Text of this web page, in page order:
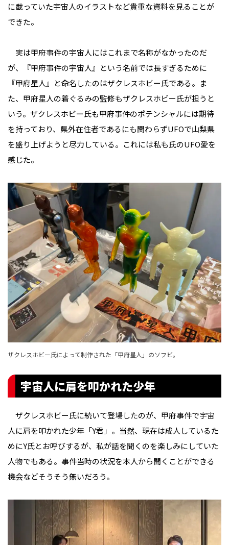
に載っていた宇宙人のイラストなど貴重な資料を見ることが
できた。
実は甲府事件の宇宙人にはこれまで名称がなかったのだ
が、『甲府事件の宇宙人』という名前では長すぎるために
『甲府星人』と命名したのはザクレスホビー氏である。ま
た、甲府星人の着ぐるみの監修もザクレスホビー氏が担うと
いう。ザクレスホビー氏も甲府事件のポテンシャルには期待
を持っており、県外在住者であるにも関わらずUFOで山梨県
を盛り上げようと尽力している。これには私も氏のUFO愛を
感じた。
ザクレスホビー氏によって制作された「甲府星人」のソフビ。
宇宙人に肩を叩かれた少年
ザクレスホビー氏に続いて登場したのが、甲府事件で宇宙
人に肩を叩かれた少年「Y君」。当然、現在は成人しているた
めにY氏とお呼びするが、私が話を聞くのを楽しみにしていた
人物でもある。事件当時の状況を本人から聞くことができる
機会などそうそう無いだろう。